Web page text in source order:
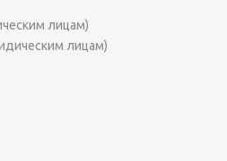
лицам)
лицам)